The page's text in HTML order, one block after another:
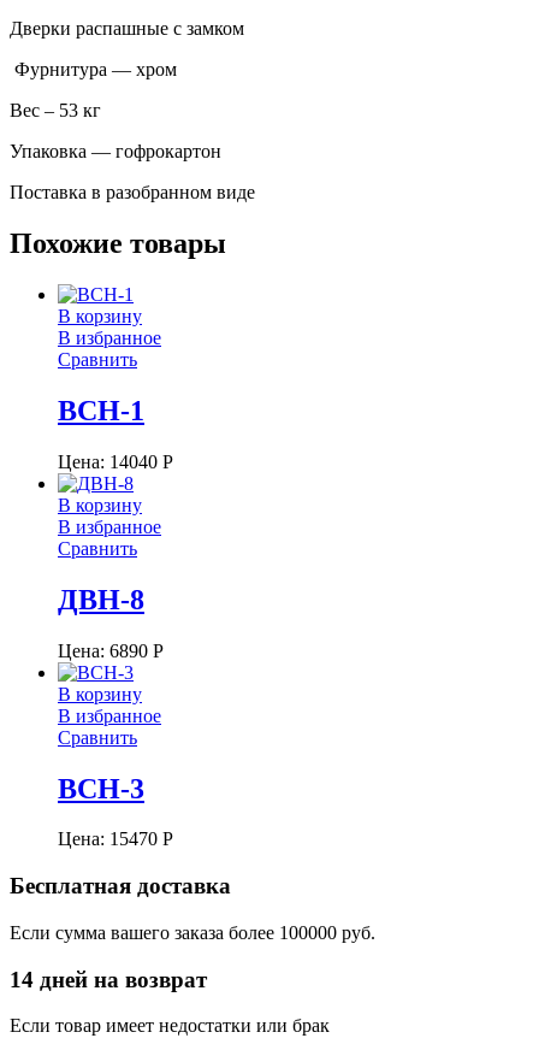
Дверки распашные с замком
Фурнитура — хром
Вес – 53 кг
Упаковка — гофрокартон
Поставка в разобранном виде
Похожие товары
В корзину
В избранное
Сравнить
ВСН-1
Цена: 14040 Р
В корзину
В избранное
Сравнить
ДВН-8
Цена: 6890 Р
В корзину
В избранное
Сравнить
ВСН-3
Цена: 15470 Р
Бесплатная доставка
Если сумма вашего заказа более 100000 руб.
14 дней на возврат
Если товар имеет недостатки или брак